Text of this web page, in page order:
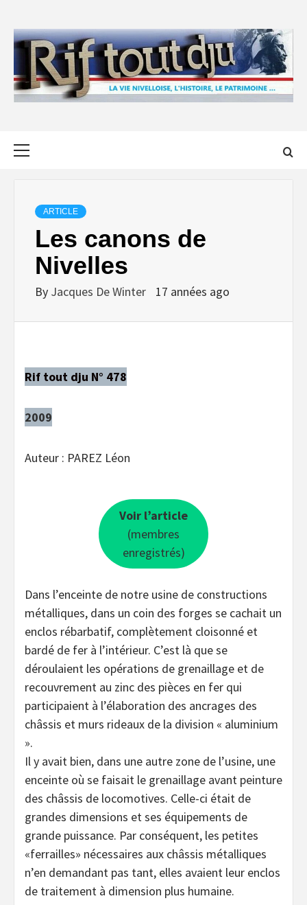
content
ARTICLE
Les canons de
Nivelles
By Jacques De Winter 17 années ago
Rif tout dju N° 478
2009
Auteur : PAREZ Léon
Voir l’article
(membres
enregistrés)
Dans l’enceinte de notre usine de constructions
métalliques, dans un coin des forges se cachait un
enclos rébarbatif, complètement cloisonné et
bardé de fer à l’intérieur. C’est là que se
déroulaient les opérations de grenaillage et de
recouvrement au zinc des pièces en fer qui
participaient à l’élaboration des ancrages des
châssis et murs rideaux de la division « aluminium
».
Il y avait bien, dans une autre zone de l’usine, une
enceinte où se faisait le grenaillage avant peinture
des châssis de locomotives. Celle-ci était de
grandes dimensions et ses équipements de
grande puissance. Par conséquent, les petites
«ferrailles» nécessaires aux châssis métalliques
n’en demandant pas tant, elles avaient leur enclos
de traitement à dimension plus humaine.